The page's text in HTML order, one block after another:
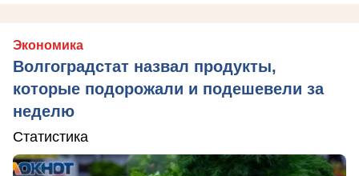
Экономика
Волгоградстат назвал продукты,
которые подорожали и подешевели за
неделю
Статистика